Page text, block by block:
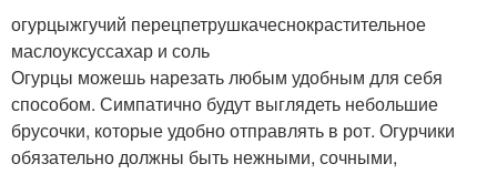
огурцыжгучий перецпетрушкачеснокрастительное
маслоуксуссахар и соль
Огурцы можешь нарезать любым удобным для себя
способом. Симпатично будут выглядеть небольшие
брусочки, которые удобно отправлять в рот. Огурчики
обязательно должны быть нежными, сочными,